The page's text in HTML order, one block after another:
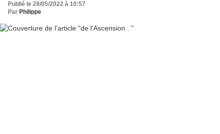
Publié le 28/05/2022 à 10:57
Par Philippe